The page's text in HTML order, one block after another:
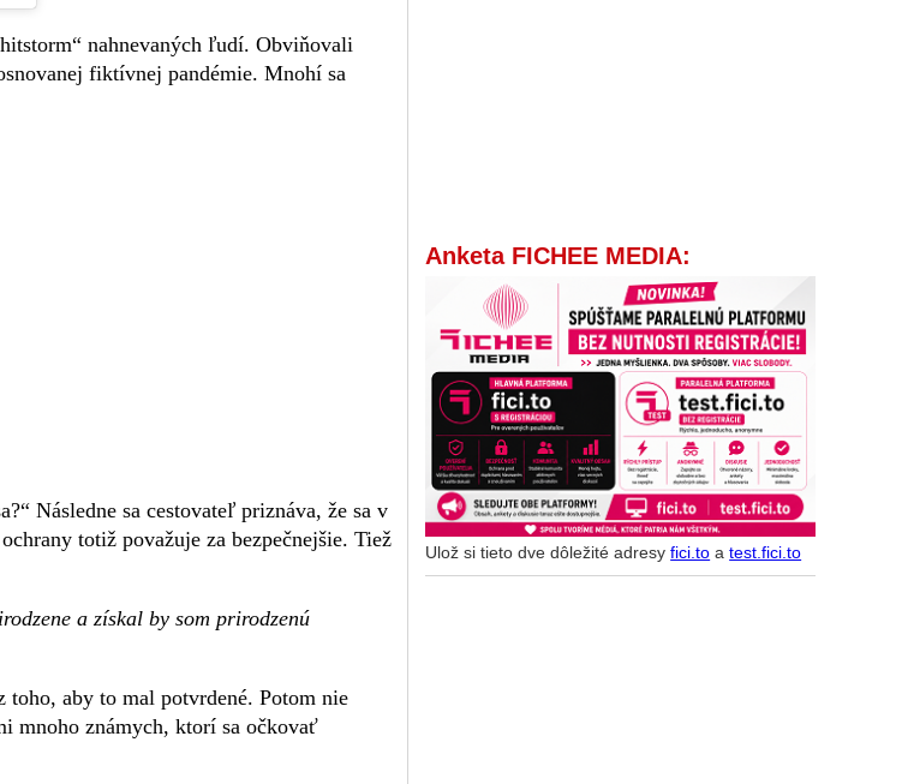
nahnevaných ľudí. Obviňovali
fiktívnej pandémie. Mnohí sa
Následne sa cestovateľ priznáva, že sa v
totiž považuje za bezpečnejšie. Tiež
a získal by som prirodzenú
aby to mal potvrdené. Potom nie
mnoho známych, ktorí sa očkovať
Anketa FICHEE MEDIA:
Ulož si tieto dve dôležité adresyfici.to atest.fici.to